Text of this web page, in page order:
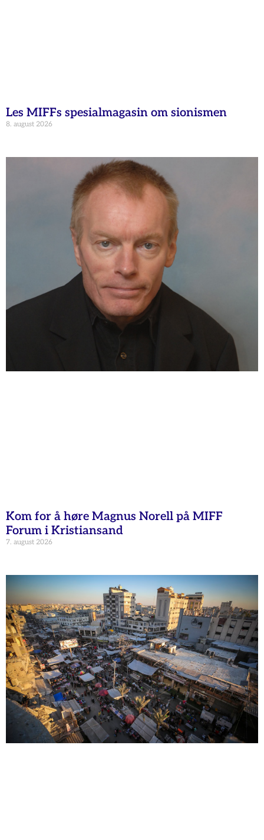
Les MIFFs spesialmagasin om sionismen
8. august 2026
Kom for å høre Magnus Norell på MIFF
Forum i Kristiansand
7. august 2026